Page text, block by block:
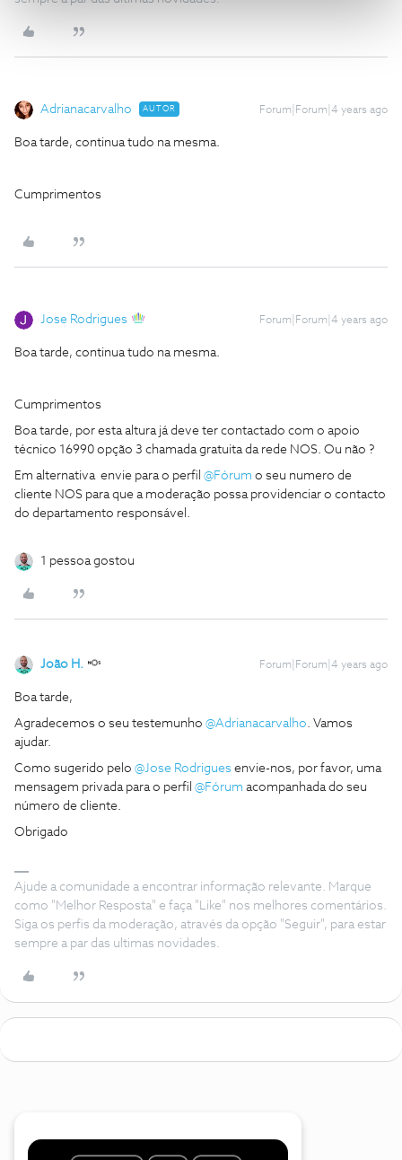
Adrianacarvalho AUTOR Forum|Forum|4 years ago
Boa tarde, continua tudo na mesma.
Cumprimentos
Jose Rodrigues Forum|Forum|4 years ago
Boa tarde, continua tudo na mesma.
Cumprimentos
Boa tarde, por esta altura já deve ter contactado com o apoio
técnico 16990 opção 3 chamada gratuita da rede NOS. Ou não ?
Em alternativa envie para o perfil @Fórum o seu numero de
cliente NOS para que a moderação possa providenciar o contacto
do departamento responsável.
1 pessoa gostou
João H. Forum|Forum|4 years ago
Boa tarde,
Agradecemos o seu testemunho @Adrianacarvalho. Vamos
ajudar.
Como sugerido pelo @Jose Rodrigues envie-nos, por favor, uma
mensagem privada para o perfil @Fórum acompanhada do seu
número de cliente.
Obrigado
Ajude a comunidade a encontrar informação relevante. Marque
como "Melhor Resposta" e faça "Like" nos melhores comentários.
Siga os perfis da moderação, através da opção "Seguir", para estar
sempre a par das ultimas novidades.